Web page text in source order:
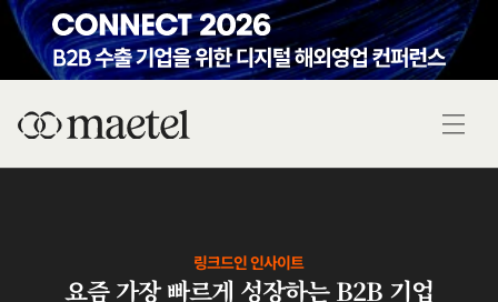
링크드인 인사이트
요즘 가장 빠르게 성장하는 B2B 기업